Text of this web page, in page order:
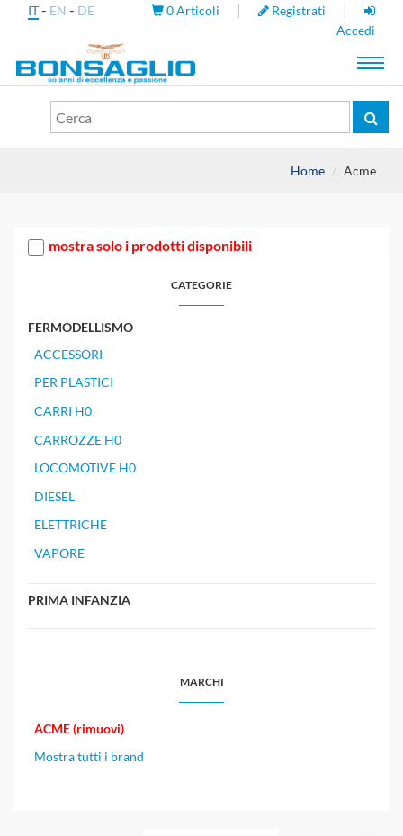
IT- EN - DE 0Articoli | Registrati |
Accedi
Home Acme
mostra solo i prodotti disponibili
CATEGORIE
FERMODELLISMO
ACCESSORI
PER PLASTICI
CARRI H0
CARROZZE H0
LOCOMOTIVE H0
DIESEL
ELETTRICHE
VAPORE
PRIMA INFANZIA
MARCHI
ACME (rimuovi)
Mostra tutti i brand